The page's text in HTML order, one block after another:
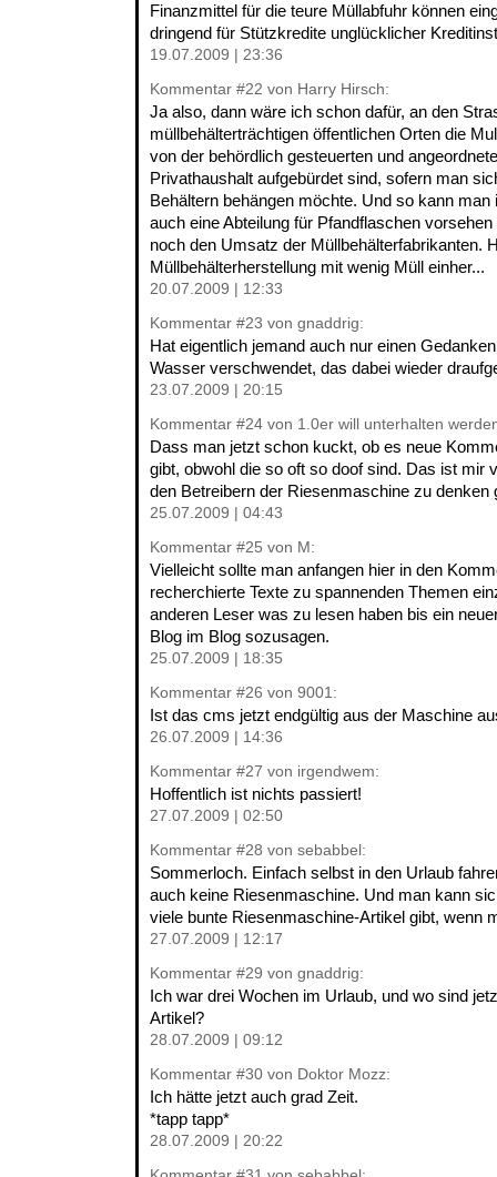
Finanzmittel für die teure Müllabfuhr können
dringend für Stützkredite unglücklicher
19.07.2009 | 23:36
Kommentar #22 von Harry Hirsch:
Ja also, dann wäre ich schon dafür, an den
müllbehälterträchtigen öffentlichen Orten die
von der behördlich gesteuerten und
Privathaushalt aufgebürdet sind, sofern man
Behältern behängen möchte. Und so kann
auch eine Abteilung für Pfandflaschen
noch den Umsatz der Müllbehälterfabrikanten.
Müllbehälterherstellung mit wenig Müll einher...
20.07.2009 | 12:33
Kommentar #23 von gnaddrig:
Hat eigentlich jemand auch nur einen
Wasser verschwendet, das dabei wieder
23.07.2009 | 20:15
Kommentar #24 von 1.0er will unterhalten
Dass man jetzt schon kuckt, ob es neue
gibt, obwohl die so oft so doof sind. Das ist mir
den Betreibern der Riesenmaschine zu denken
25.07.2009 | 04:43
Kommentar #25 von M:
Vielleicht sollte man anfangen hier in den
recherchierte Texte zu spannenden Themen
anderen Leser was zu lesen haben bis ein
Blog im Blog sozusagen.
25.07.2009 | 18:35
Kommentar #26 von 9001:
Ist das cms jetzt endgültig aus der Maschine
26.07.2009 | 14:36
Kommentar #27 von irgendwem:
Hoffentlich ist nichts passiert!
27.07.2009 | 02:50
Kommentar #28 von sebabbel:
Sommerloch. Einfach selbst in den Urlaub
auch keine Riesenmaschine. Und man kann
viele bunte Riesenmaschine-Artikel gibt, wenn
27.07.2009 | 12:17
Kommentar #29 von gnaddrig:
Ich war drei Wochen im Urlaub, und wo sind
Artikel?
28.07.2009 | 09:12
Kommentar #30 von Doktor Mozz:
Ich hätte jetzt auch grad Zeit.
*tapp tapp*
28.07.2009 | 20:22